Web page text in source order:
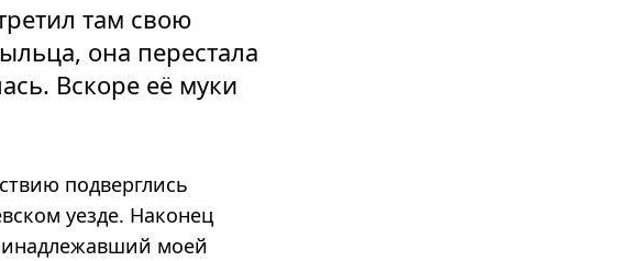
там свою
она перестала
Вскоре её муки
подверглись
уезде. Наконец
моей